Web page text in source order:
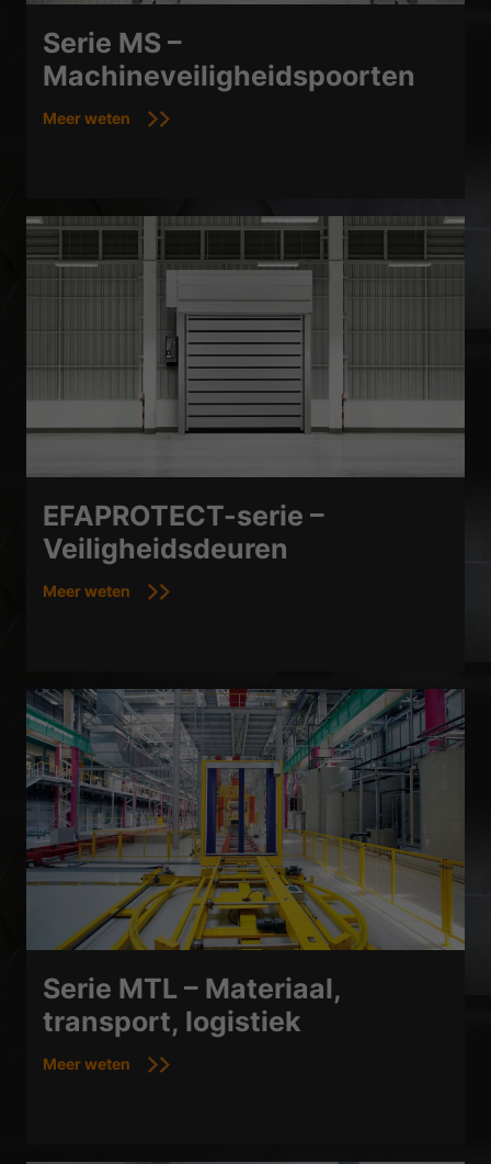
Serie MS –
Machineveiligheidspoorten
Meer weten
EFAPROTECT-serie –
Veiligheidsdeuren
Meer weten
Serie MTL – Materiaal,
transport, logistiek
Meer weten